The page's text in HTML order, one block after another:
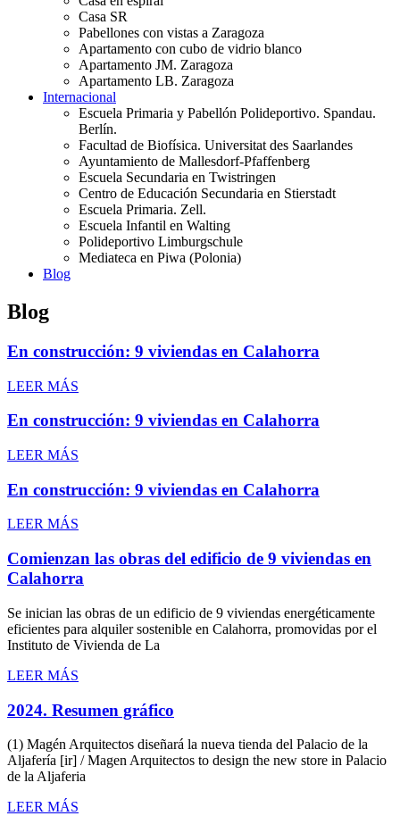
Casa SR
Pabellones con vistas a Zaragoza
Apartamento con cubo de vidrio blanco
Apartamento JM. Zaragoza
Apartamento LB. Zaragoza
Internacional
Escuela Primaria y Pabellón Polideportivo. Spandau.
Berlín.
Facultad de Biofísica. Universitat des Saarlandes
Ayuntamiento de Mallesdorf-Pfaffenberg
Escuela Secundaria en Twistringen
Centro de Educación Secundaria en Stierstadt
Escuela Primaria. Zell.
Escuela Infantil en Walting
Polideportivo Limburgschule
Mediateca en Piwa (Polonia)
Blog
Blog
En construcción: 9 viviendas en Calahorra
LEER MÁS
En construcción: 9 viviendas en Calahorra
LEER MÁS
En construcción: 9 viviendas en Calahorra
LEER MÁS
Comienzan las obras del edificio de 9 viviendas en
Calahorra
Se inician las obras de un edificio de 9 viviendas energéticamente
eficientes para alquiler sostenible en Calahorra, promovidas por el
Instituto de Vivienda de La
LEER MÁS
2024. Resumen gráfico
(1) Magén Arquitectos diseñará la nueva tienda del Palacio de la
Aljafería [ir] / Magen Arquitectos to design the new store in Palacio
de la Aljaferia
LEER MÁS